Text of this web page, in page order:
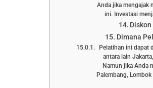
Anda jika mengajak
ini. Investasi
Dimana
Pelatihan ini dapat
antara lain
Namun jika Anda
Palembang,